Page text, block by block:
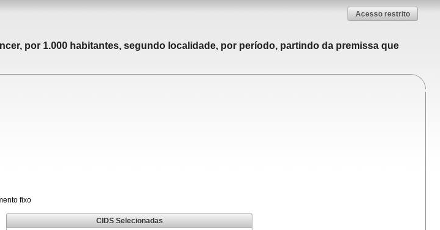
Acesso restrito
por 1.000 habitantes, segundo localidade, por período, partindo da premissa que
fixo
CIDS Selecionadas